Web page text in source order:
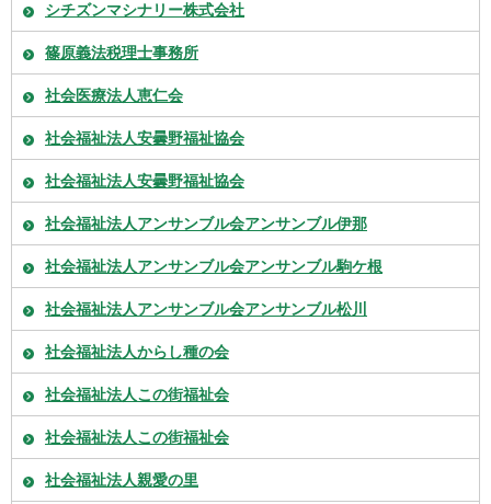
シチズンマシナリー株式会社
篠原義法税理士事務所
社会医療法人恵仁会
社会福祉法人安曇野福祉協会
社会福祉法人安曇野福祉協会
社会福祉法人アンサンブル会アンサンブル伊那
社会福祉法人アンサンブル会アンサンブル駒ケ根
社会福祉法人アンサンブル会アンサンブル松川
社会福祉法人からし種の会
社会福祉法人この街福祉会
社会福祉法人この街福祉会
社会福祉法人親愛の里